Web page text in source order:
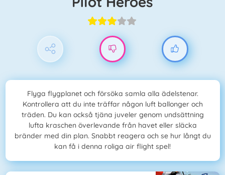
Flyga flygplanet och försöka samla alla ädelstenar.
Kontrollera att du inte träffar någon luft ballonger och
träden. Du kan också tjäna juveler genom undsättning
lufta kraschen överlevande från havet eller släcka
bränder med din plan. Snabbt reagera och se hur långt du
kan få i denna roliga air flight spel!